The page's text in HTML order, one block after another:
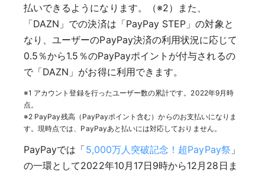
払いできるようになります。（※2）また、
「DAZN」での決済は「PayPay STEP」の対象と
なり、ユーザーのPayPay決済の利用状況に応じて
0.5％から1.5％のPayPayポイントが付与されるの
で「DAZN」がお得に利用できます。
※1 アカウント登録を行ったユーザー数の累計です。2022年9月時
点。
※2 PayPay残高（PayPayポイント含む）からのお支払いになりま
す。現時点では、PayPayあと払いには対応しておりません。
PayPayでは「5,000万人突破記念！超PayPay祭 」
の一環として2022年10月17日9時から12月28日ま